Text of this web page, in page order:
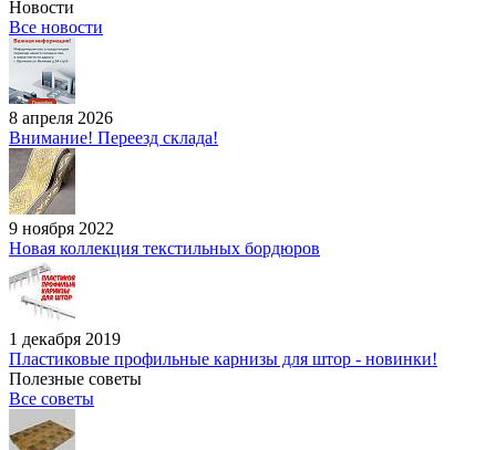
Новости
Все новости
8 апреля 2026
Внимание! Переезд склада!
9 ноября 2022
Новая коллекция текстильных бордюров
1 декабря 2019
Пластиковые профильные карнизы для штор - новинки!
Полезные советы
Все советы